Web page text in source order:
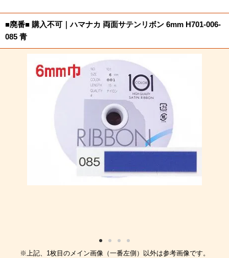
■廃番■ 購入不可｜ハマナカ 両面サテンリボン 6mm H701-006-
085 青
※上記、1枚目のメイン画像（一番左側）以外は参考画像です。